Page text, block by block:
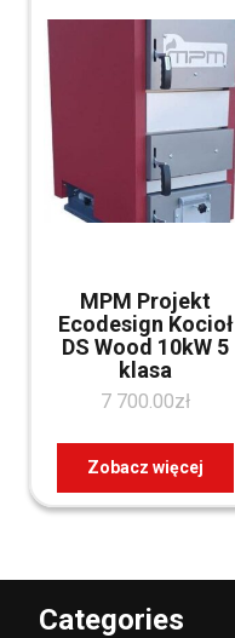
MPM Projekt
Ecodesign Kocioł
DS Wood 10kW 5
klasa
7 700.00zł
Zobacz więcej
Categories